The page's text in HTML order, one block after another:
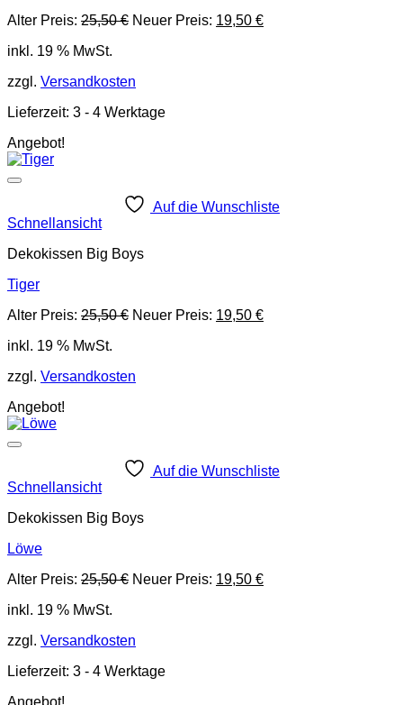
Alter Preis: 25,50€ Ursprünglicher
Neuer Preis: 19,50 €Aktueller
inkl. 19 % MwSt.
zzgl. Versandkosten
Lieferzeit: 3 - 4 Werktage
Angebot!
Auf die Wunschliste
Schnellansicht
Dekokissen Big Boys
Tiger
Alter Preis: 25,50€ Ursprünglicher
Neuer Preis: 19,50 €Aktueller
inkl. 19 % MwSt.
zzgl. Versandkosten
Angebot!
Auf die Wunschliste
Schnellansicht
Dekokissen Big Boys
Löwe
Alter Preis: 25,50€ Ursprünglicher
Neuer Preis: 19,50 €Aktueller
inkl. 19 % MwSt.
zzgl. Versandkosten
Lieferzeit: 3 - 4 Werktage
Angebot!